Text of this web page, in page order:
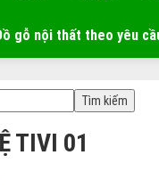
gỗ nội thất theo yêu
TIVI 01